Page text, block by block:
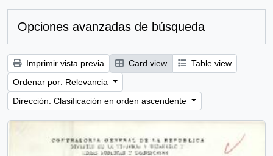
Opciones avanzadas de búsqueda
Imprimir vista previa Card view
Table view
Ordenar por: Relevancia
Dirección: Clasificación en orden ascendente